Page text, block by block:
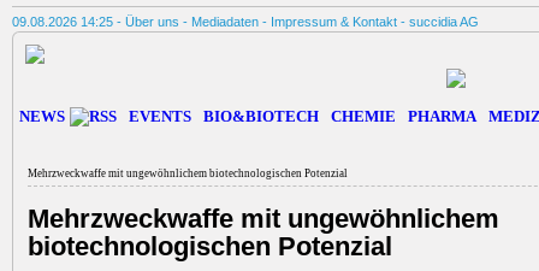
09.08.2026 14:25 - Über uns - Mediadaten - Impressum & Kontakt - succidia AG
NEWS EVENTS BIO&BIOTECH CHEMIE PHARMA
Mehrzweckwaffe mit ungewöhnlichem biotechnologischen Potenzial
Mehrzweckwaffe mit ungewöhnlichem
biotechnologischen Potenzial